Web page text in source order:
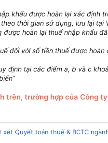
khẩu được hoàn lại xác định
thời gian sử dụng, lưu lại
được hoàn lại thuế nhập khẩu
đối với số tiền thuế được
định tại các điểm a, b và c
”
trên, trường hợp của Công
xét Quyết toán thuế & BCTC